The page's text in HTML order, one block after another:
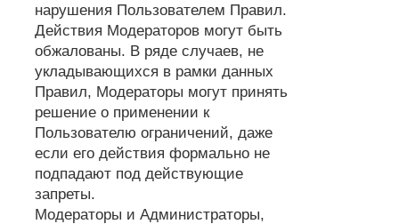
нарушения Пользователем Правил.
Действия Модераторов могут быть
обжалованы. В ряде случаев, не
укладывающихся в рамки данных
Правил, Модераторы могут принять
решение о применении к
Пользователю ограничений, даже
если его действия формально не
подпадают под действующие
запреты.
Модераторы и Администраторы,